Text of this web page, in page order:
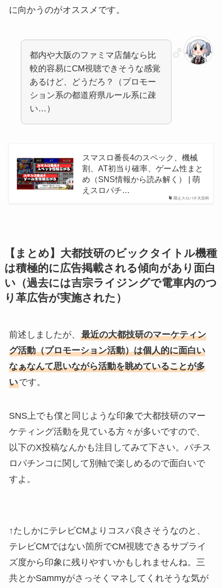
に向かうのがオススメです。
都内や大阪のファミマ店舗なら比
較的容易にCM視聴できそうな感覚
あるけど、どうだろ？（プロモー
ション系の都道府県ルール系に疎
い…）
萌えスロパチ大百科
スマスロ番長4のスペック、機械
割、AT初当り確率、ゲーム性まと
め（SNS情報から読み解く） | 萌
えスロパチ…
【まとめ】大都技研のビックタイトル機種
は積極的に広告掲載される傾向があり面白
い（過去には吉宗ライジングで電車内のつ
り革広告が実施された）
前述しましたが、 最近の大都技研のマーケティン
グ活動（プロモーション活動）は個人的に面白い
なぁなんて思いながら活動を眺めていることが多
いです。
SNS上でも僕と同じような印象で大都技研のマー
ケティング活動を見ている方々が多いですので、
以下のX投稿なんかも注目してみて下さい。パチス
ロパチンコに関して別軸で楽しめるので面白いで
すよ。
↑たしかにテレビCMよりコスパ良さそうなのと、
テレビCMではない箇所でCM視聴できるサプライ
ズ度から印象に残りやすいかもしれませんね。三
共とかSammyがさっそくマネしてくれそうな気が